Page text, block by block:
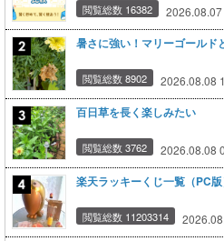
閲覧総数 16382
暑さに強い！マリーゴールド
閲覧総数 8902 2026.08.08
百日草を長く楽しみたい
閲覧総数 3762 2026.08.08
楽天ラッキーくじ一覧（PC版
閲覧総数 11203314